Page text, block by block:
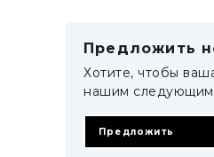
Предложить
Хотите, чтобы
нашим следующим
Предложить